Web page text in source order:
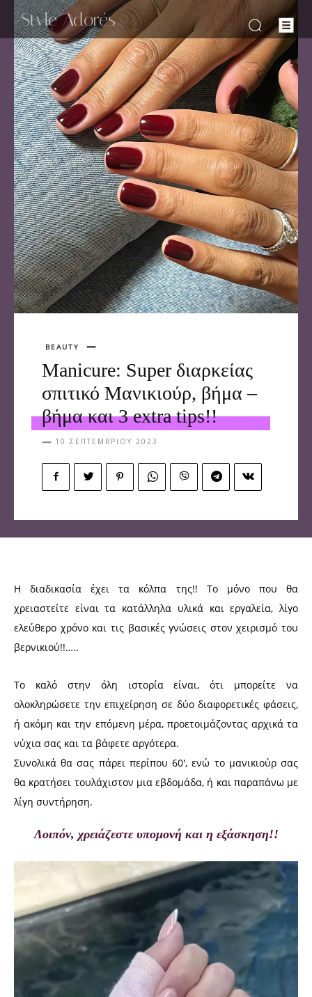
-Style Adorés
BEAUTY
Manicure: Super διαρκείας
σπιτικό Μανικιούρ, βήμα –
βήμα και 3 extra tips!!
10 ΣΕΠΤΕΜΒΡΊΟΥ 2023
Η διαδικασία έχει τα κόλπα της!! Το μόνο που θα
χρειαστείτε είναι τα κατάλληλα υλικά και εργαλεία, λίγο
ελεύθερο χρόνο και τις βασικές γνώσεις στον χειρισμό του
βερνικιού!!…..
Το καλό στην όλη ιστορία είναι, ότι μπορείτε να
ολοκληρώσετε την επιχείρηση σε δύο διαφορετικές φάσεις,
ή ακόμη και την επόμενη μέρα, προετοιμάζοντας αρχικά τα
νύχια σας και τα βάφετε αργότερα.
Συνολικά θα σας πάρει περίπου 60′, ενώ το μανικιούρ σας
θα κρατήσει τουλάχιστον μια εβδομάδα, ή και παραπάνω με
λίγη συντήρηση.
Λοιπόν, χρειάζεστε υπομονή και η εξάσκηση!!